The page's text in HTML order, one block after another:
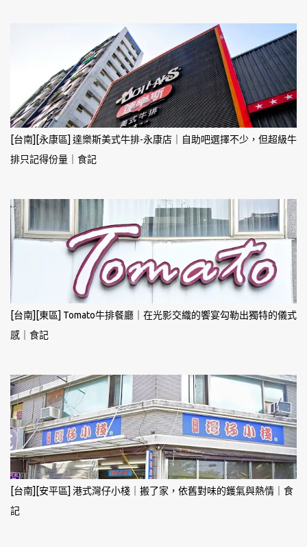
[台南][永康區] 達樂斯美式牛排-永康店｜自助吧選擇不少，但超級牛
排只記得份量｜食記
[台南][東區] Tomato牛排餐廳｜在光影交織的饗宴勾勒出獨特的儀式
感｜食記
[台南][安平區] 港式灣仔小棧｜搬了家，依舊對味的鑊氣與熱情｜食
記